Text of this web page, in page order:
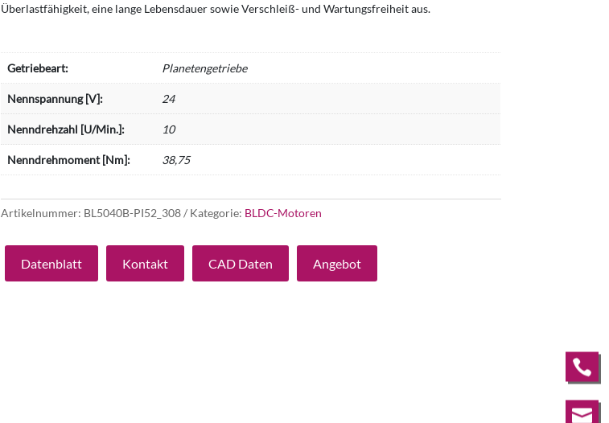
Überlastfähigkeit, eine lange Lebensdauer sowie Verschleiß- und Wartungsfreiheit aus.
Getriebeart: Planetengetriebe
Nennspannung [V]: 24
Nenndrehzahl [U/Min.]: 10
Nenndrehmoment [Nm]: 38,75
Artikelnummer: BL5040B-PI52_308 Kategorie: BLDC-Motoren
Datenblatt Kontakt CAD Daten Angebot

